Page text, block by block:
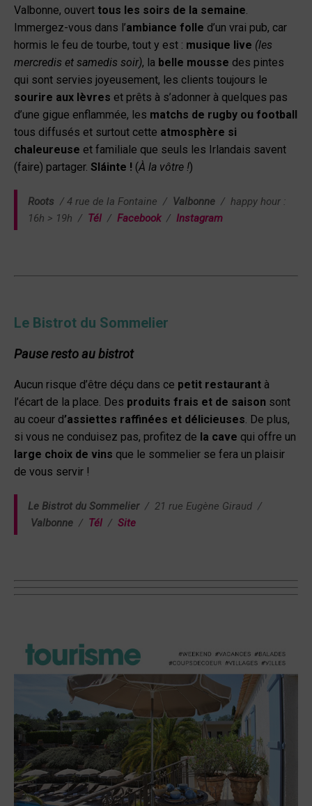
Valbonne, ouvert tous les soirs de la semaine.
Immergez-vous dans l’ambiance folle d’un vrai pub, car
hormis le feu de tourbe, tout y est : musique live (les
mercredis et samedis soir), la belle mousse des pintes
qui sont servies joyeusement, les clients toujours le
sourire aux lèvres et prêts à s’adonner à quelques pas
d’une gigue enflammée, les matchs de rugby ou football
tous diffusés et surtout cette atmosphère si
chaleureuse et familiale que seuls les Irlandais savent
(faire) partager. Sláinte ! (À la vôtre !)
Roots / 4 rue de la Fontaine / Valbonne / happy hour :
16h > 19h / Tél / Facebook/ Instagram
Le Bistrot du Sommelier
Pause resto au bistrot
Aucun risque d’être déçu dans ce petit restaurant à
l’écart de la place. Des produits frais et de saison sont
au coeur d’assiettes raffinées et délicieuses. De plus,
si vous ne conduisez pas, profitez de la cave qui offre un
large choix de vins que le sommelier se fera un plaisir
de vous servir !
Le Bistrot du Sommelier / 21 rue Eugène Giraud /
Valbonne / Tél / Site